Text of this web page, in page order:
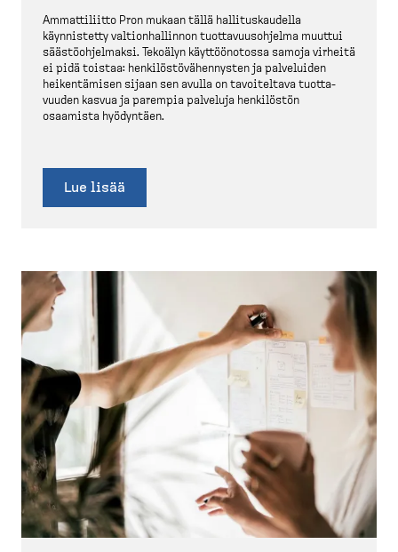
Ammatti­liitto Pron mukaan tällä hallitus­kaudella
käynnistetty valtion­hal­linnon tuotta­vuus­ohjelma muuttui
säästö­oh­jelmaksi. Tekoälyn käyttöö­notossa samoja virheitä
ei pidä toistaa: henkilös­tö­vä­hen­nysten ja palveluiden
heiken­tämisen sijaan sen avulla on tavoiteltava tuotta­
vuuden kasvua ja parempia palveluja henkilöstön
osaamista hyödyntäen.
Lue lisää